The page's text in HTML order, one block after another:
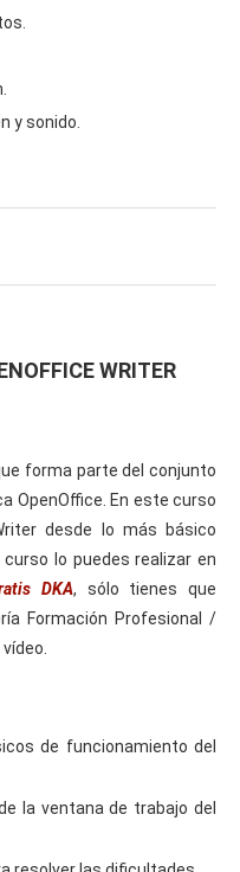
y sonido.
WRITER
forma parte del conjunto
OpenOffice. En este curso
desde lo más básico
lo puedes realizar en
DKA, sólo tienes que
Formación Profesional /
de funcionamiento del
la ventana de trabajo del